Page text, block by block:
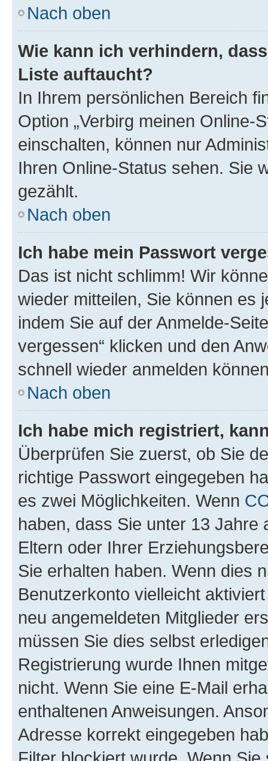
Nach oben
Wie kann ich verhindern,
Liste auftaucht?
In Ihrem persönlichen Bereich
Option „Verbirg meinen Online-
einschalten, können nur
Ihren Online-Status sehen. Sie
gezählt.
Nach oben
Ich habe mein Passwort
Das ist nicht schlimm! Wir
wieder mitteilen, Sie können es
indem Sie auf der Anmelde-
vergessen“ klicken und den
schnell wieder anmelden
Nach oben
Ich habe mich registriert,
Überprüfen Sie zuerst, ob Sie
richtige Passwort eingegeben
es zwei Möglichkeiten. Wenn
haben, dass Sie unter 13 Jahre
Eltern oder Ihrer
Sie erhalten haben. Wenn dies
Benutzerkonto vielleicht
neu angemeldeten Mitglieder
müssen Sie dies selbst
Registrierung wurde Ihnen
nicht. Wenn Sie eine E-Mail
enthaltenen Anweisungen.
Adresse korrekt eingegeben